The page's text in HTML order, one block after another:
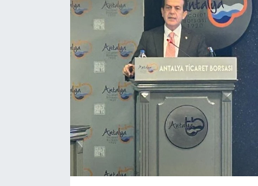
Resmi İlan